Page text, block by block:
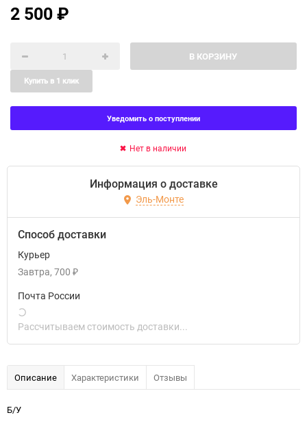
2 500₽
В КОРЗИНУ
Купить в 1 клик
Уведомить о поступлении
Нет в наличии
Информация о доставке
Эль-Монте
Способ доставки
Курьер
Завтра 700 ₽
Почта России
Рассчитываем стоимость доставки...
Описание Характеристики Отзывы
Б/У